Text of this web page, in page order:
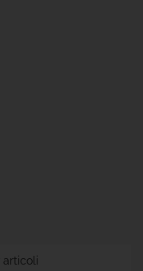
articoli